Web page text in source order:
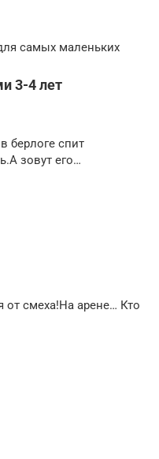
самых маленьких
3-4 лет
берлоге спит
зовут его…
от смеха!На арене… Кто